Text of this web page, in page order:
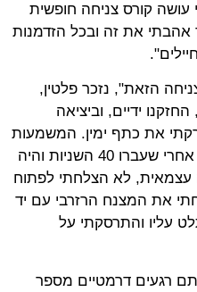
קורס צניחה חופשית
את זה ובכל הזדמנות
צניחה מספר 96. "בצניחה הזאת", נזכר פלטין,
ידיים, וביציאה
את כתף ימין. המשמעות
היא שאין לי את יד ימין לתפקד. אחרי שעברו 40 השניות והיה
לא הצלחתי לפתוח
את המצנח הרזרבי עם יד
עליו והתרסקתי על
רגעים דרמטיים מספר